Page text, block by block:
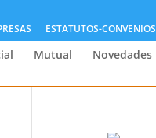
ESTATUTOS-CONVENIOS
Mutual Novedades